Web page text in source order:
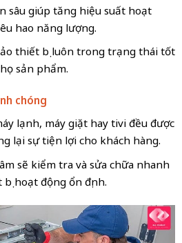
sâu giúp tăng hiệu suất hoạt
hao năng lượng.
thiết bị luôn trong trạng thái tốt
sản phẩm.
chóng
lạnh, máy giặt hay tivi đều được
lại sự tiện lợi cho khách hàng.
sẽ kiểm tra và sửa chữa nhanh
hoạt động ổn định.